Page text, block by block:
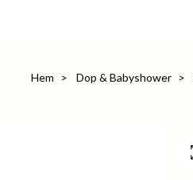
Hem Dop & Babyshower